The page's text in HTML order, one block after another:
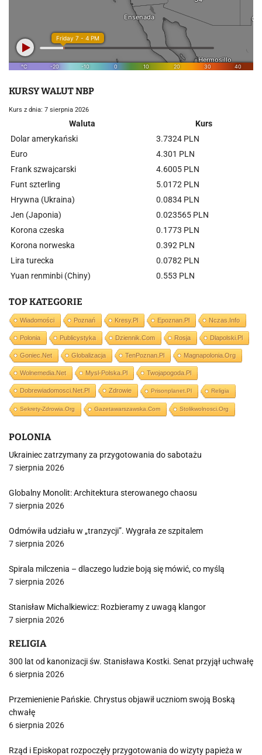
KURSY WALUT NBP
Kurs z dnia: 7 sierpnia 2026
Waluta
Kurs
Dolar amerykański
3.7324 PLN
Euro
4.301 PLN
Frank szwajcarski
4.6005 PLN
Funt szterling
5.0172 PLN
Hrywna (Ukraina)
0.0834 PLN
Jen (Japonia)
0.023565 PLN
Korona czeska
0.1773 PLN
Korona norweska
0.392 PLN
Lira turecka
0.0782 PLN
Yuan renminbi (Chiny)
0.553 PLN
TOP KATEGORIE
Wiadomości Poznań Kresy.pl Epoznan.pl Nczas.info
Polonia Publicystyka Dziennik.com Rosja Dlapolski.pl
Goniec.net Globalizacja TenPoznan.pl Magnapolonia.org
Wolnemedia.net Mysl-Polska.pl Twojapogoda.pl
Dobrewiadomosci.net.pl Zdrowie Prisonplanet.pl Religia
Sekrety-Zdrowia.org Gazetawarszawska.com Stolikwolnosci.org
POLONIA
Ukrainiec zatrzymany za przygotowania do sabotażu
7 sierpnia 2026
Globalny Monolit: Architektura sterowanego chaosu
7 sierpnia 2026
Odmówiła udziału w „tranzycji”. Wygrała ze szpitalem
7 sierpnia 2026
Spirala milczenia – dlaczego ludzie boją się mówić, co myślą
7 sierpnia 2026
Stanisław Michalkiewicz: Rozbieramy z uwagą klangor
7 sierpnia 2026
RELIGIA
300 lat od kanonizacji św. Stanisława Kostki. Senat przyjął uchwałę
6 sierpnia 2026
Przemienienie Pańskie. Chrystus objawił uczniom swoją Boską
chwałę
6 sierpnia 2026
Rząd i Episkopat rozpoczęły przygotowania do wizyty papieża w